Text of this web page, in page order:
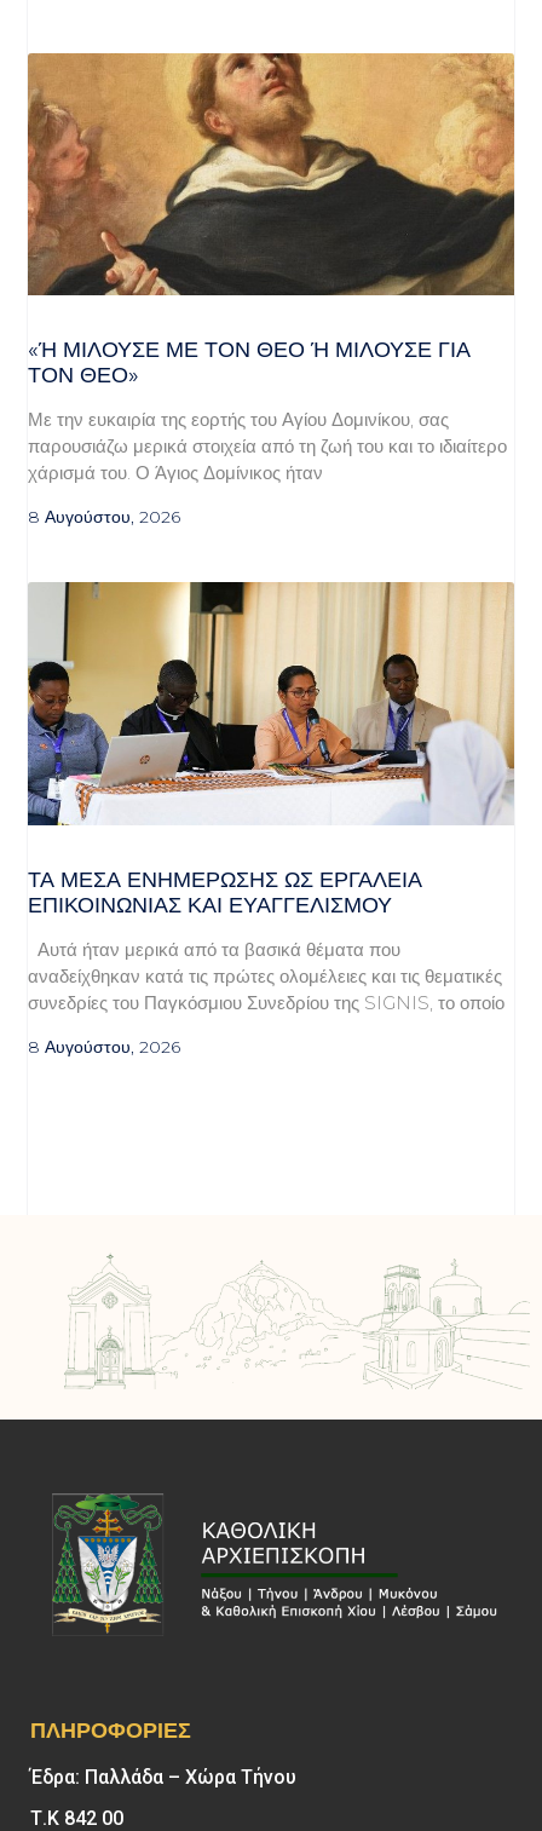
«Ή ΜΙΛΟΎΣΕ ΜΕ ΤΟΝ ΘΕΌ Ή ΜΙΛΟΎΣΕ ΓΙΑ ΤΟ
Ν ΘΕΌ»
Με την ευκαιρία της εορτής του Αγίου Δομινίκου, σας
παρουσιάζω μερικά στοιχεία από τη ζωή του και το ιδιαίτερο
χάρισμά του. Ο Άγιος Δομίνικος ήταν
8 Αυγούστου, 2026
ΤΑ ΜΈΣΑ ΕΝΗΜΈΡΩΣΗΣ ΩΣ ΕΡΓΑΛΕΊΑ
ΕΠΙΚΟΙΝΩΝΊΑΣ ΚΑΙ ΕΥΑΓΓΕΛΙΣΜΟΎ
Αυτά ήταν μερικά από τα βασικά θέματα που
αναδείχθηκαν κατά τις πρώτες ολομέλειες και τις θεματικές
συνεδρίες του Παγκόσμιου Συνεδρίου της SIGNIS, το οποίο
8 Αυγούστου, 2026
ΠΛΗΡΟΦΟΡΊΕΣ
Έδρα: Παλλάδα – Χώρα Τήνου
Τ.Κ 842 00